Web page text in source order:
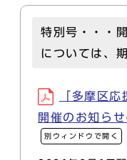
特別号・・・
については、
「多摩区
開催のお知ら
別ウィンドウで開く